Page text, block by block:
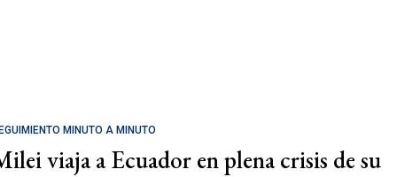
MINUTO A MINUTO
viaja a Ecuador en plena crisis de su